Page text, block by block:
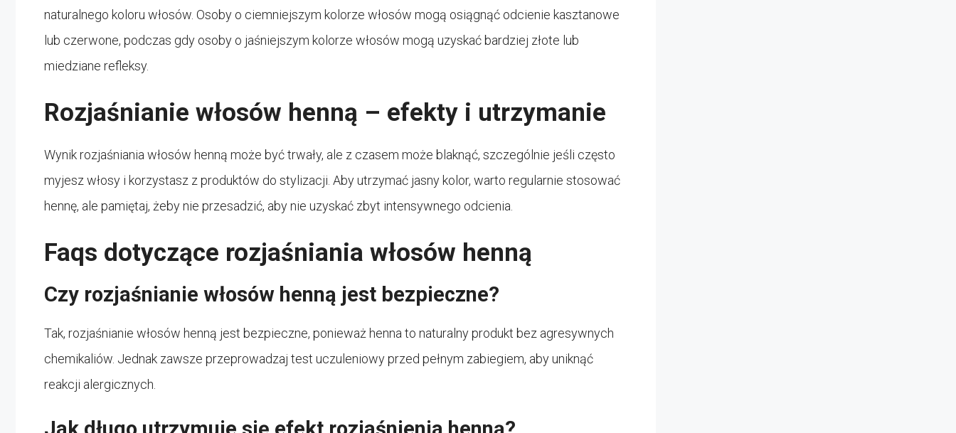
naturalnego koloru włosów. Osoby o ciemniejszym kolorze włosów mogą osiągnąć odcienie kasztanowe
lub czerwone, podczas gdy osoby o jaśniejszym kolorze włosów mogą uzyskać bardziej złote lub
miedziane refleksy.
Rozjaśnianie włosów henną – efekty i utrzymanie
Wynik rozjaśniania włosów henną może być trwały, ale z czasem może blaknąć, szczególnie jeśli często
myjesz włosy i korzystasz z produktów do stylizacji. Aby utrzymać jasny kolor, warto regularnie stosować
hennę, ale pamiętaj, żeby nie przesadzić, aby nie uzyskać zbyt intensywnego odcienia.
Faqs dotyczące rozjaśniania włosów henną
Czy rozjaśnianie włosów henną jest bezpieczne?
Tak, rozjaśnianie włosów henną jest bezpieczne, ponieważ henna to naturalny produkt bez agresywnych
chemikaliów. Jednak zawsze przeprowadzaj test uczuleniowy przed pełnym zabiegiem, aby uniknąć
reakcji alergicznych.